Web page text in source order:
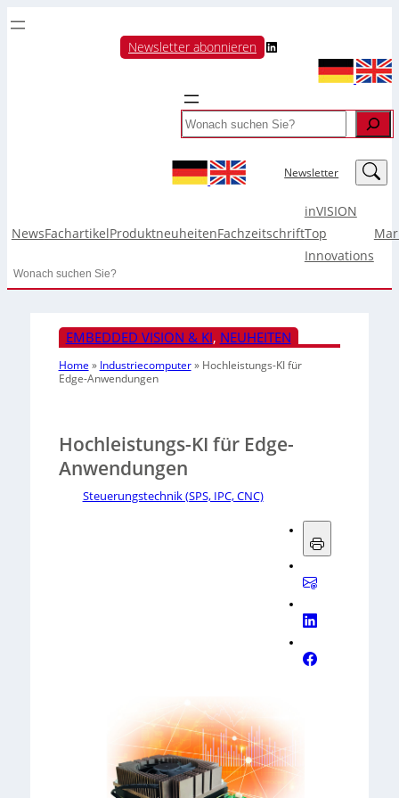
Newsletter abonnieren LinkedIn
Search
Newsletter LinkedIn
NewsFachartikelProduktneuheitenFachzeitschrift
inVISION
Top
Innovations
Search
EMBEDDED VISION & KI, NEUHEITEN
Home » Industriecomputer» Hochleistungs-KI für
Edge-Anwendungen
Hochleistungs-KI für Edge-
Anwendungen
Steuerungstechnik (SPS, IPC, CNC)